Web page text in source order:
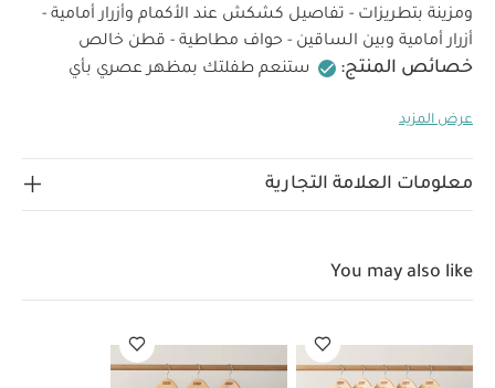
ومزينة بتطريزات - تفاصيل كشكش عند الأكمام وأزرار أمامية -
أزرار أمامية وبين الساقين - حواف مطاطية - قطن خالص
خصائص المنتج:
ستنعم طفلتك بمظهر عصري بأي
بتطريز. يتميز بياقة مكشكشة ومزينة بتطريزات إضافة إلى
وبين الساقين وحواف مطاطية لارتداء مريح.
100%
يُنظف تنظيفًا جافًا
قطع صندوق لهاية إلويز من بيبس × ليبرتي - وردي غطاء طبق سيليكون
عرض المزيد
معلومات العلامة التجارية
You may also like